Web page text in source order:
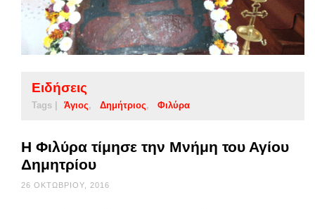
Ειδήσεις
Tags | Άγιος Δημήτριος Φιλύρα
Η Φιλύρα τίμησε την Μνήμη του Αγίου
Δημητρίου
26 ΟΚΤΩΒΡΊΟΥ, 2016